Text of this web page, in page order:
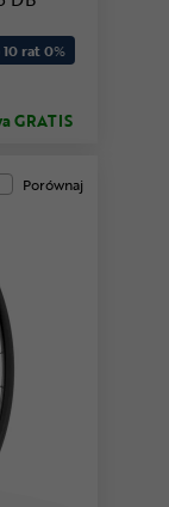
10 rat 0%
GRATIS
Porównaj